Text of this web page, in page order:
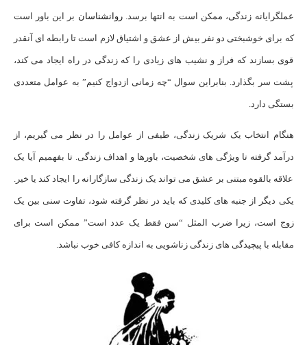
عملگرایانه زندگی، ممکن است به انتها برسد.روانشناسان بر این باور است
که برای خوشبختی دو نفر بیش از عشق و اشتیاق لازم است تا رابطه ای آنقدر
قوی بسازند که فراز و نشیب های زیادی را که زندگی در راه ایجاد می کند،
پشت سر بگذارد. بنابراین سوال “چه زمانی ازدواج کنیم” به عوامل متعددی
بستگی دارد.
هنگام انتخاب یک شریک زندگی، طیفی از عوامل را در نظر می گیریم، از
درآمد گرفته تا ویژگی های شخصیت، باورها و اهداف زندگی. تا بفهمیم آیا یک
علاقه بالقوه مبتنی بر عشق می تواند یک زندگی سازگارانه را ایجاد کند یا خیر.
یکی دیگر از جنبه های کلیدی که باید در نظر گرفته شود، تفاوت سنی بین یک
زوج است، زیرا ضرب المثل “سن فقط یک عدد است” ممکن است برای
مقابله با پیچیدگی های زندگی زناشویی به اندازه کافی خوب نباشد.